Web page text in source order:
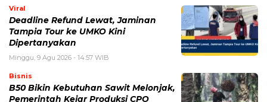
Rangkaian Peringatan Kemerdekaan 2026
Senin, 3 Agustus 2026 - 10:49 WIB
Kalender Agustus 2026 Lengkap, Tanggal Merah, Hari
Libur, dan Hari Penting
Logo HUT RI 81 Tahun 2026, Tema, Makna, dan Link